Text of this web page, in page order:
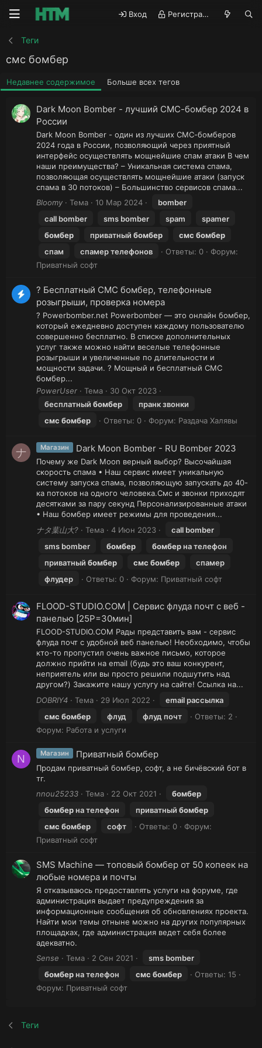
Вход Регистрация
Теги
смс бомбер
Недавнее содержимое Больше всех тегов
Dark Moon Bomber - лучший СМС-бомбер 2024 в
России
Dark Moon Bomber - один из лучших СМС-бомберов
2024 года в России, позволяющий через приятный
интерфейс осуществлять мощнейшие спам атаки В чем
наши преимущества? – Уникальная система спама,
позволяющая осуществлять мощнейшие атаки (запуск
спама в 30 потоков) – Большинство сервисов спама...
Bloomy
Тема 10 Мар 2024
bomber
call bomber
sms bomber spam
spamer
бомбер
приватный бомбер смс бомбер
спам
спамер телефонов Ответы: 0
Форум:
Приватный софт
? Бесплатный СМС бомбер, телефонные
розыгрыши, проверка номера
? Powerbomber.net Powerbomber — это онлайн бомбер,
который ежедневно доступен каждому пользователю
совершенно бесплатно. В списке дополнительных
услуг также можно найти веселые телефонные
розыгрыши и увеличенные по длительности и
мощности задачи. ? Мощный и бесплатный СМС
бомбер...
PowerUser
Тема
30 Окт 2023
бесплатный бомбер
пранк звонки
смс бомбер Ответы: 0 Форум: Раздача Халявы
ナ Магазин Dark Moon Bomber - RU Bomber 2023
Почему же Dark Moon верный выбор? Высочайшая
скорость спама • Наш сервис имеет уникальную
систему запуска спама, позволяющую запускать до 40-
ка потоков на одного человека.Смс и звонки приходят
десятками за пару секунд Персонализированные атаки
• Наш бомбер имеет режимы для проведения...
ナタ葉山大?
Тема 4 Июн 2023
call bomber
sms bomber
бомбер бомберна телефон
приватный бомбер смс бомбер
спамер
флудер
Ответы: 0 Форум: Приватный софт
FLOOD-STUDIO.COM | Сервис флуда почт с веб -
панелью [25Р=30мин]
FLOOD-STUDIO.COM Рады представить вам - сервис
флуда почт с удобной веб панелью! Необходимо, чтобы
кто-то пропустил очень важное письмо, которое
должно прийти на email (будь это ваш конкурент,
неприятель или вы просто решили подшутить над
другом?) Закажите нашу услугу на сайте! Ссылка на...
DOBRIY4
Тема 29 Июл 2022
email рассылка
смс бомбер флуд флуд почт
Ответы: 2
Форум: Работа и услуги
N Магазин Приватный бомбер
Продам приватный бомбер, софт, а не бичёвский бот в
тг.
nnou25233
Тема 22 Окт 2021
бомбер
бомберна телефон приватный бомбер
смс бомбер софт Ответы: 0
Форум:
Приватный софт
SMS Machine — топовый бомбер от 50 копеек на
любые номера и почты
Я отказываюсь предоставлять услуги на форуме, где
администрация выдает предупреждения за
информационные сообщения об обновлениях проекта.
Найти мои темы отныне можно на других популярных
площадках, где администрация ведет себя более
адекватно.
Sense
Тема 2 Сен 2021
sms bomber
бомберна телефон смс бомбер
Ответы: 15
Форум: Приватный софт
Теги